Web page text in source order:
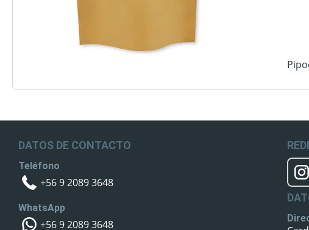
DATOS DE CONTACTO
Teléfono
+56 9 2089 3648
WhatsApp
+56 9 2089 3648